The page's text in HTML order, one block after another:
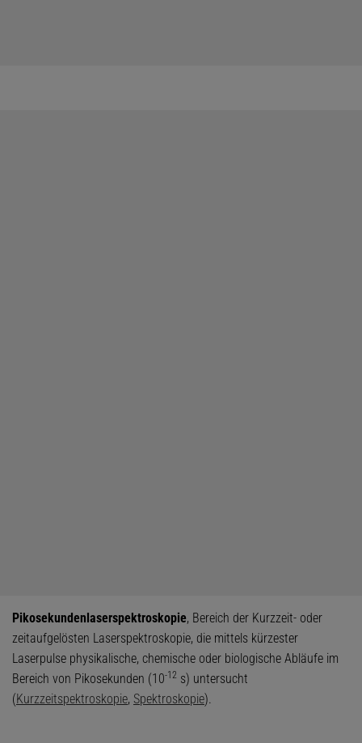
Pikosekundenlaserspektroskopie, Bereich der Kurzzeit- oder
zeitaufgelösten Laserspektroskopie, die mittels kürzester
Laserpulse physikalische, chemische oder biologische Abläufe im
Bereich von Pikosekunden (10-12 s) untersucht
(Kurzzeitspektroskopie, Spektroskopie).